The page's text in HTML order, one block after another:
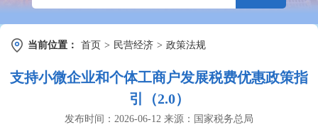
当前位置： 首页 > 民营经济 > 政策法规
支持小微企业和个体工商户发展税费优惠政策指
引（2.0）
发布时间： 2026-06-12 来源： 国家税务总局